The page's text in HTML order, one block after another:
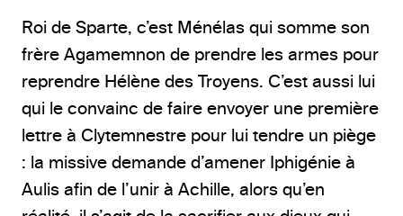
Roi de Sparte, c’est Ménélas qui somme son
frère Agamemnon de prendre les armes pour
reprendre Hélène des Troyens. C’est aussi lui
qui le convainc de faire envoyer une première
lettre à Clytemnestre pour lui tendre un piège
: la missive demande d’amener Iphigénie à
Aulis afin de l’unir à Achille, alors qu’en